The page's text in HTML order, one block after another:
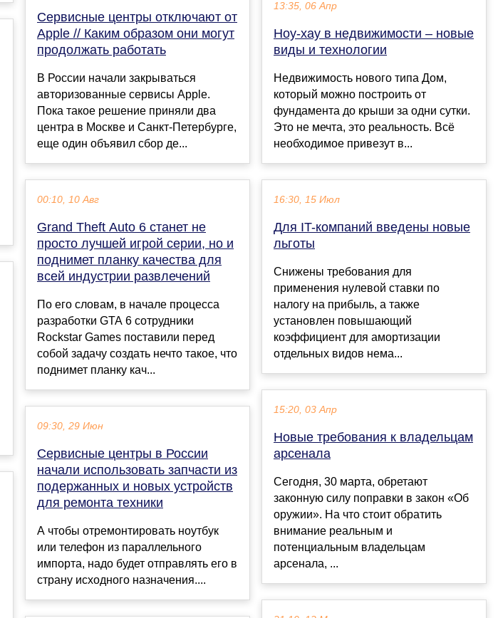
Сервисные центры отключают от
Apple // Каким образом они могут
продолжать работать
В России начали закрываться
авторизованные сервисы Apple.
Пока такое решение приняли два
центра в Москве и Санкт-Петербурге,
еще один объявил сбор де...
00:10, 10 Авг
Grand Theft Auto 6 станет не
просто лучшей игрой серии, но и
поднимет планку качества для
всей индустрии развлечений
По его словам, в начале процесса
разработки GTA 6 сотрудники
Rockstar Games поставили перед
собой задачу создать нечто такое, что
поднимет планку кач...
09:30, 29 Июн
Сервисные центры в России
начали использовать запчасти из
подержанных и новых устройств
для ремонта техники
А чтобы отремонтировать ноутбук
или телефон из параллельного
импорта, надо будет отправлять его в
страну исходного назначения....
13:35, 06 Апр
Ноу-хау в недвижимости – новые
виды и технологии
Недвижимость нового типа Дом,
который можно построить от
фундамента до крыши за одни сутки.
Это не мечта, это реальность. Всё
необходимое привезут в...
16:30, 15 Июл
Для IT-компаний введены новые
льготы
Снижены требования для
применения нулевой ставки по
налогу на прибыль, а также
установлен повышающий
коэффициент для амортизации
отдельных видов нема...
15:20, 03 Апр
Новые требования к владельцам
арсенала
Сегодня, 30 марта, обретают
законную силу поправки в закон «Об
оружии». На что стоит обратить
внимание реальным и
потенциальным владельцам
арсенала, ...